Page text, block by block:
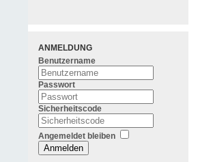
ANMELDUNG
Benutzername
Passwort
Sicherheitscode
Angemeldet bleiben
Anmelden